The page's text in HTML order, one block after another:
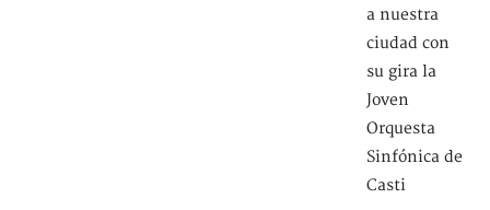
a nuestra
ciudad con
su gira la
Joven
Orquesta
Sinfónica de
Casti